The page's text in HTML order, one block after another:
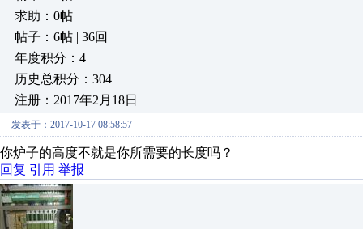
求助：0帖
帖子：6帖 | 36回
年度积分：4
历史总积分：304
注册：2017年2月18日
发表于：2017-10-17 08:58:57
你炉子的高度不就是你所需要的长度吗？
回复 引用 举报